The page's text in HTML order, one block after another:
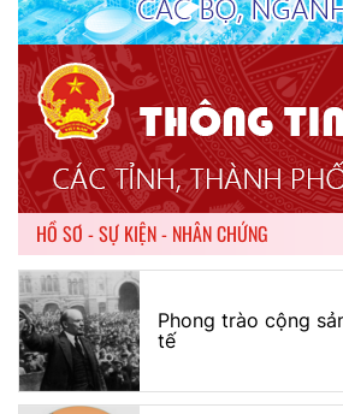
HỒ SƠ - SỰ KIỆN - NHÂN CHỨNG
Phong trào cộng
tế